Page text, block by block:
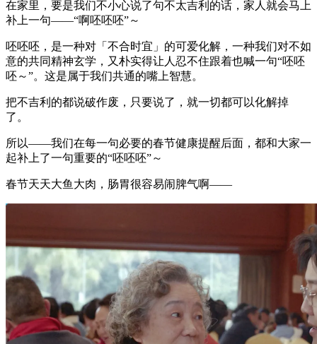
在家里，要是我们不小心说了句不太吉利的话，家人就会马上
补上一句——“啊呸呸呸”～
呸呸呸，是一种对「不合时宜」的可爱化解，一种我们对不如
意的共同精神玄学，又朴实得让人忍不住跟着也喊一句“呸呸
呸～”。这是属于我们共通的嘴上智慧。
把不吉利的都说破作废，只要说了，就一切都可以化解掉
了。
所以——我们在每一句必要的春节健康提醒后面，都和大家一
起补上了一句重要的“呸呸呸”～
春节天天大鱼大肉，肠胃很容易闹脾气啊——